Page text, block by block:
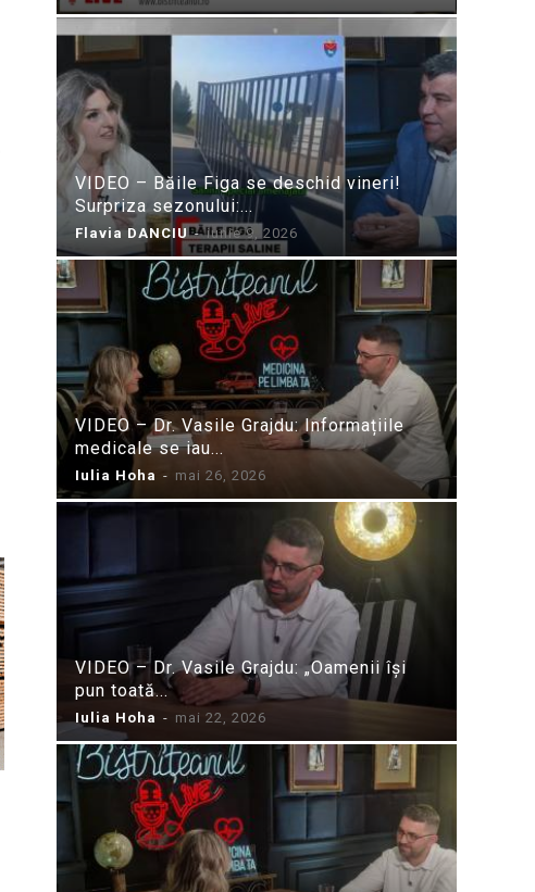
VIDEO – Băile Figa se deschid vineri!
Surpriza sezonului:...
Flavia DANCIU - iunie 9, 2026
VIDEO – Dr. Vasile Grajdu: Informațiile
medicale se iau...
Iulia Hoha - mai 26, 2026
VIDEO – Dr. Vasile Grajdu: „Oamenii își
pun toată...
Iulia Hoha - mai 22, 2026